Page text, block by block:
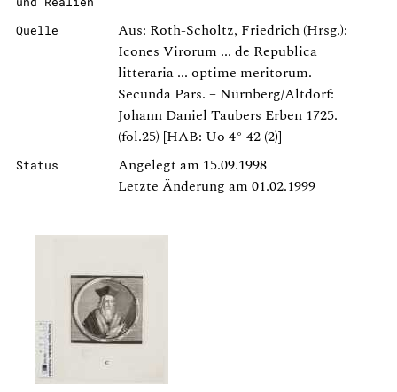
Quelle
Aus: Roth-Scholtz, Friedrich (Hrsg.):
Icones Virorum ... de Republica
litteraria ... optime meritorum.
Secunda Pars. – Nürnberg/Altdorf:
Johann Daniel Taubers Erben 1725.
(fol.25) [HAB: Uo 4° 42 (2)]
Status
Angelegt am 15.09.1998
Letzte Änderung am 01.02.1999